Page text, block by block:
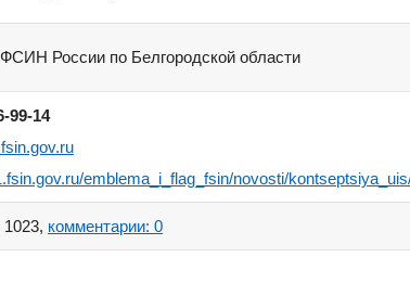
России по Белгородской области
99-14
emblema_i_flag_fsin/novosti/
комментарии: 0